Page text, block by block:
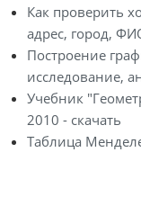
Как проверить
адрес, город,
Построение
исследование,
Учебник
2010 - скачать
Таблица